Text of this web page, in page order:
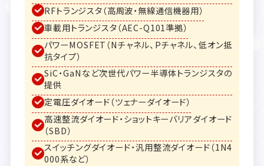
RFトランジスタ（高周波・無線通信機器用）
車載用トランジスタ（AEC-Q101準拠）
パワーMOSFET（Nチャネル、Pチャネル、低オン抵
抗タイプ）
SiC・GaNなど次世代パワー半導体トランジスタの
提供
定電圧ダイオード（ツェナーダイオード）
高速整流ダイオード・ショットキーバリアダイオード
（SBD）
スイッチングダイオード・汎用整流ダイオード（1N4
000系など）